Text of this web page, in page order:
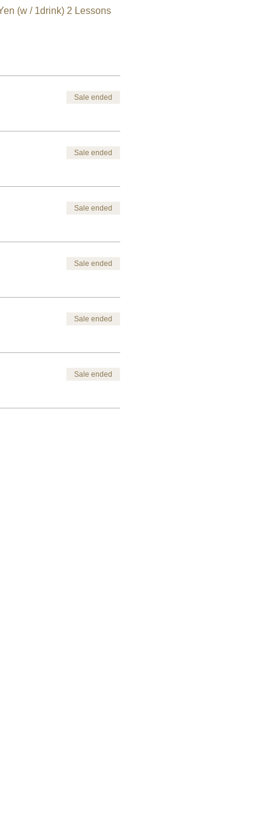
Sale ended
Sale ended
Sale ended
Sale ended
Sale ended
Sale ended